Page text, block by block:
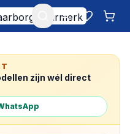
Mijn account
zijn wél direct